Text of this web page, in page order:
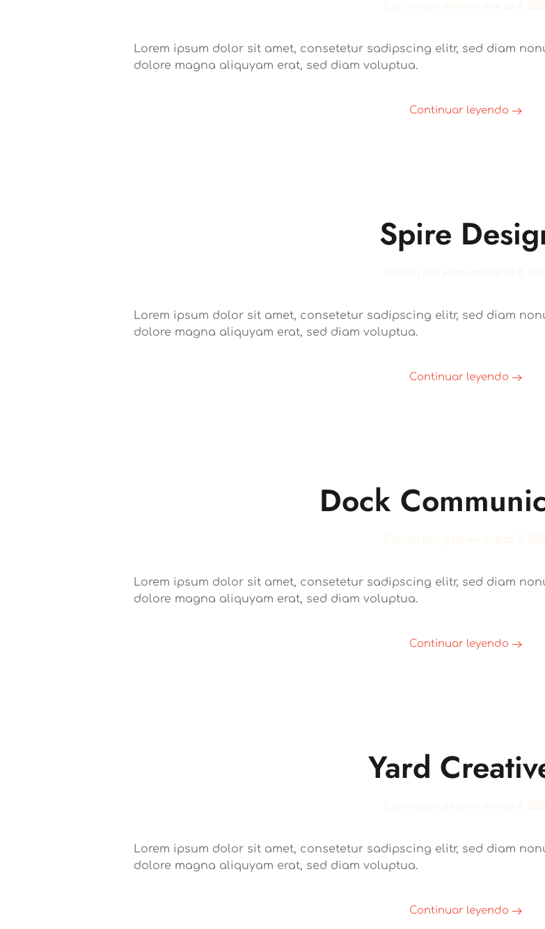
Escrito por jetro en marzo 8,
Lorem ipsum dolor sit amet, consetetur sadipscing elitr, sed diam
dolore magna aliquyam erat, sed diam voluptua.
Continuar leyendo
Spire
Escrito por jetro en marzo 8,
Lorem ipsum dolor sit amet, consetetur sadipscing elitr, sed diam
dolore magna aliquyam erat, sed diam voluptua.
Continuar leyendo
Dock
Escrito por jetro en marzo 8,
Lorem ipsum dolor sit amet, consetetur sadipscing elitr, sed diam
dolore magna aliquyam erat, sed diam voluptua.
Continuar leyendo
Yard
Escrito por jetro en marzo 8,
Lorem ipsum dolor sit amet, consetetur sadipscing elitr, sed diam
dolore magna aliquyam erat, sed diam voluptua.
Continuar leyendo